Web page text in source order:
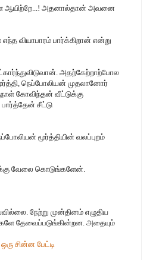
ஆயிற்றே...! அதனால்தான் அவனை
வியாபாரம் பார்க்கிறான் என்று
அதற்கேற்றாற்போல
நெப்போலியன் முதலானோர்
கோவிந்தன் வீட்டுக்கு
சீட்டு
மூர்த்தியின் வலப்புறம்
வேலை கொடுங்களேன்.
நேற்று முன்தினம் எழுதிய
தேவைப்படுங்கின்றன. அதையும்
சின்ன பேட்டி